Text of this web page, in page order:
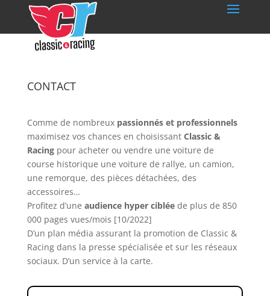
CONTACT
Comme de nombreux passionnés et professionnels
maximisez vos chances en choisissant Classic &
Racingpour acheter ou vendre une voiture de
course historique une voiture de rallye, un camion,
une remorque, des pièces détachées, des
accessoires…
Profitez d’une audience hyper cibléede plus de 850
000 pages vues/mois [10/2022]
D’un plan média assurant la promotion de Classic &
Racing dans la presse spécialisée et sur les réseaux
sociaux. D’un service à la carte.